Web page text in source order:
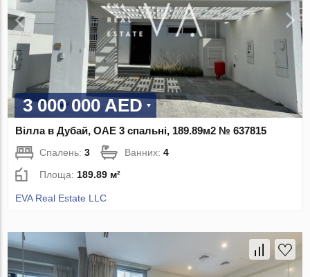
3 000 000 AED
Вілла в Дубай, ОАЕ 3 спальні, 189.89м2 № 637815
Спалень:3 Ванних:4
Площа: 189.89 м²
EVA Real Estate LLC